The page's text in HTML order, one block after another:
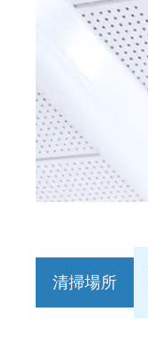
清掃場所